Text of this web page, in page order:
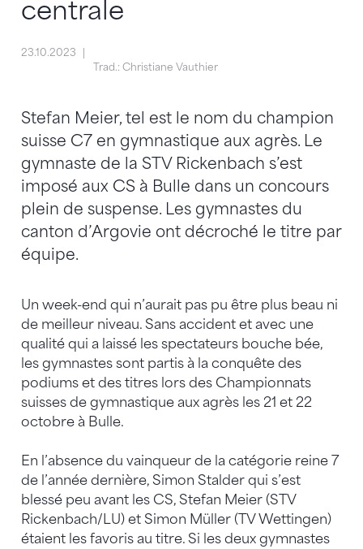
centrale
23.10.2023
Trad.: Christiane Vauthier
Stefan Meier, tel est le nom du champion
suisse C7 en gymnastique aux agrès. Le
gymnaste de la STV Rickenbach s’est
imposé aux CS à Bulle dans un concours
plein de suspense. Les gymnastes du
canton d’Argovie ont décroché le titre par
équipe.
Un week-end qui n’aurait pas pu être plus beau ni
de meilleur niveau. Sans accident et avec une
qualité qui a laissé les spectateurs bouche bée,
les gymnastes sont partis à la conquête des
podiums et des titres lors des Championnats
suisses de gymnastique aux agrès les 21 et 22
octobre à Bulle.
En l’absence du vainqueur de la catégorie reine 7
de l’année dernière, Simon Stalder qui s’est
blessé peu avant les CS, Stefan Meier (STV
Rickenbach/LU) et Simon Müller (TV Wettingen)
étaient les favoris au titre. Si les deux gymnastes